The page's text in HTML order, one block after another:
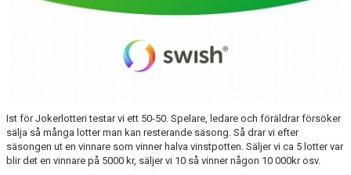
Ist för Jokerlotteri testar vi ett 50-50. Spelare, ledare och föräldrar försöker
sälja så många lotter man kan resterande säsong. Så drar vi efter
säsongen ut en vinnare som vinner halva vinstpotten. Säljer vi ca 5 lotter var
blir det en vinnare på 5000 kr, säljer vi 10 så vinner någon 10 000kr osv.